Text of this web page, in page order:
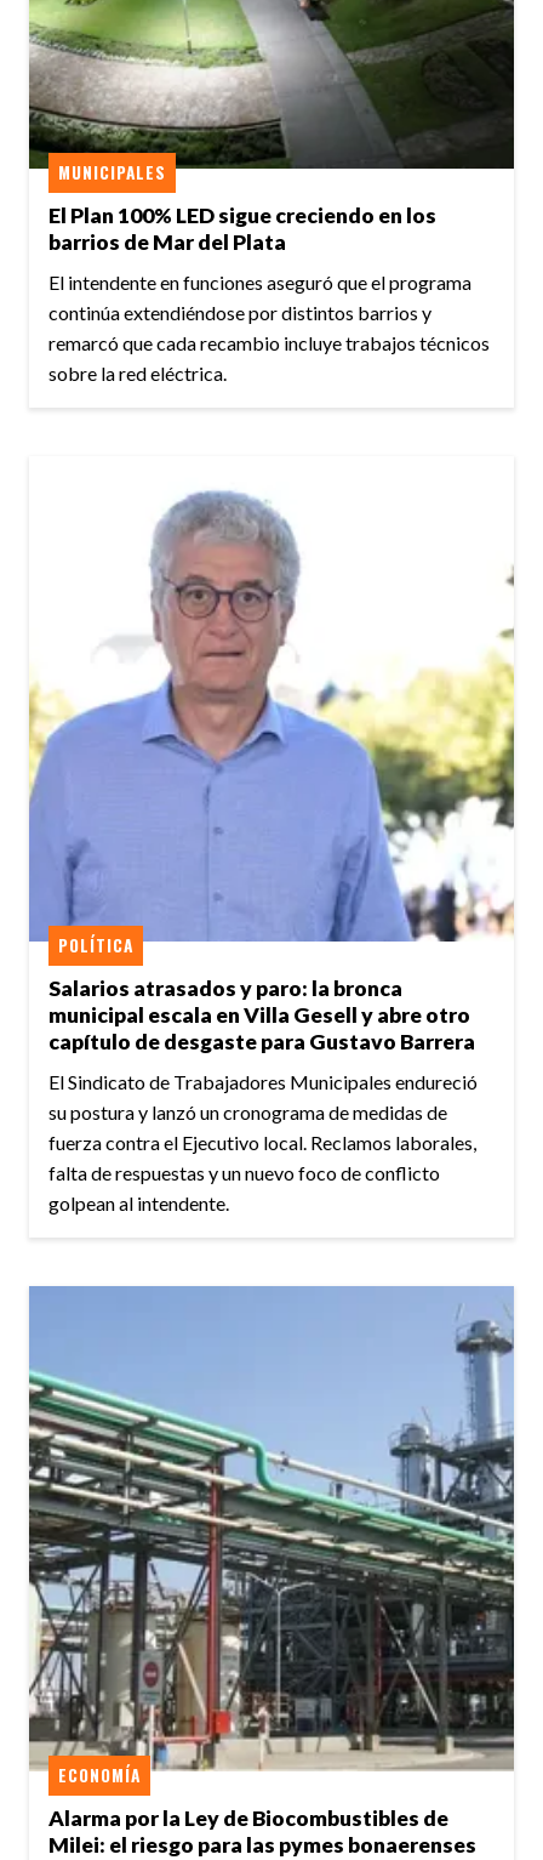
El Plan 100% LED sigue creciendo en los
barrios de Mar del Plata
MUNICIPALES
El intendente en funciones aseguró que el programa
continúa extendiéndose por distintos barrios y
remarcó que cada recambio incluye trabajos técnicos
sobre la red eléctrica.
Salarios atrasados y paro: la bronca
municipal escala en Villa Gesell y abre otro
capítulo de desgaste para Gustavo Barrera
POLÍTICA
El Sindicato de Trabajadores Municipales endureció
su postura y lanzó un cronograma de medidas de
fuerza contra el Ejecutivo local. Reclamos laborales,
falta de respuestas y un nuevo foco de conflicto
golpean al intendente.
Alarma por la Ley de Biocombustibles de
Milei: el riesgo para las pymes bonaerenses
ECONOMÍA